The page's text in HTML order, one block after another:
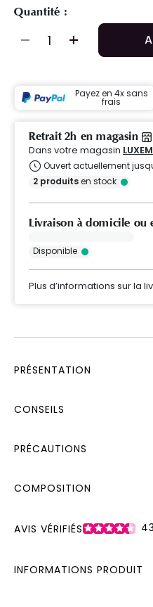
Quantité :
Payez en 4x sans
frais
Retrait 2h en magasin
Dans votre magasin
Ouvert actuellement
2 produitsen stock
Livraison à domicile ou
Disponible
Plus d’informations sur la
PRÉSENTATION
CONSEILS
PRÉCAUTIONS
COMPOSITION
AVIS VÉRIFIÉS 43
INFORMATIONS PRODUIT